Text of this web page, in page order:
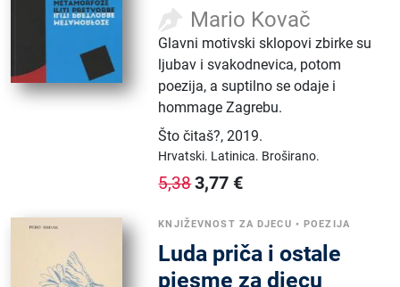
Mario Kovač
Glavni motivski sklopovi zbirke su
ljubav i svakodnevica, potom
poezija, a suptilno se odaje i
hommage Zagrebu.
Što čitaš?,2019.
Hrvatski. Latinica. Broširano.
5,383,77 €
KNJIŽEVNOST ZA DJECU •POEZIJA
Luda priča i ostale
pjesme za djecu